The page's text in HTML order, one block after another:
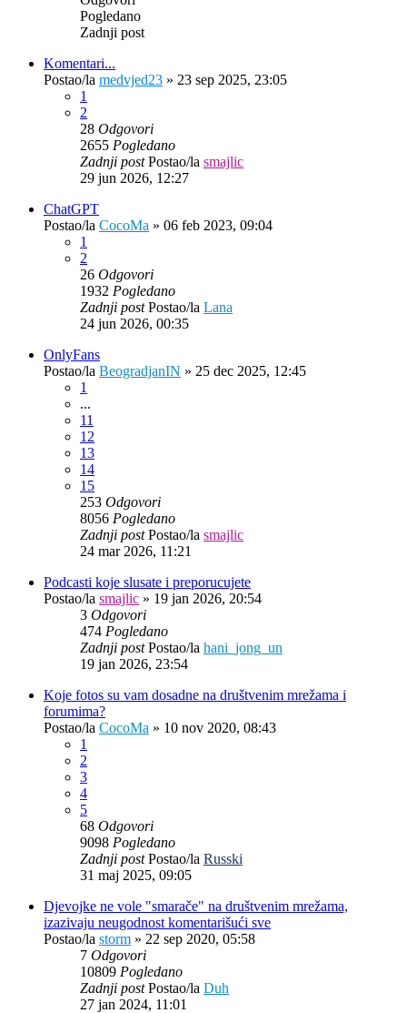
Pogledano
Zadnji post
Komentari...
Postao/la medvjed23 » 23 sep 2025, 23:05
1
2
28 Odgovori
2655 Pogledano
Zadnji postPostao/la smajlic
29 jun 2026, 12:27
ChatGPT
Postao/la CocoMa » 06 feb 2023, 09:04
1
2
26 Odgovori
1932 Pogledano
Zadnji postPostao/la Lana
24 jun 2026, 00:35
OnlyFans
Postao/la BeogradjanIN » 25 dec 2025, 12:45
1
...
11
12
13
14
15
253 Odgovori
8056 Pogledano
Zadnji postPostao/la smajlic
24 mar 2026, 11:21
Podcasti koje slusate i preporucujete
Postao/la smajlic » 19 jan 2026, 20:54
3 Odgovori
474 Pogledano
Zadnji postPostao/la hani_jong_un
19 jan 2026, 23:54
Koje fotos su vam dosadne na društvenim mrežama i
forumima?
Postao/la CocoMa » 10 nov 2020, 08:43
1
2
3
4
5
68 Odgovori
9098 Pogledano
Zadnji postPostao/la Russki
31 maj 2025, 09:05
Djevojke ne vole "smarače" na društvenim mrežama,
izazivaju neugodnost komentarišući sve
Postao/la storm » 22 sep 2020, 05:58
7 Odgovori
10809 Pogledano
Zadnji postPostao/la Duh
27 jan 2024, 11:01